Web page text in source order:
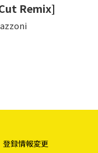
Remix]
登録情報変更